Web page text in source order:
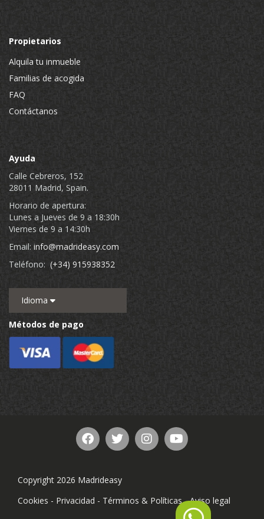
Propietarios
Alquila tu inmueble
Familias de acogida
FAQ
Contáctanos
Ayuda
Calle Cebreros, 152
28011 Madrid, Spain.
Horario de apertura:
Lunes a Jueves de 9 a 18:30h
Viernes de 9 a 14:30h
Email: info@madrideasy.com
Teléfono: (+34) 915938352
Idioma
Métodos de pago
Copyright 2026 Madrideasy
Cookies - Privacidad - Términos & Políticas-Aviso legal